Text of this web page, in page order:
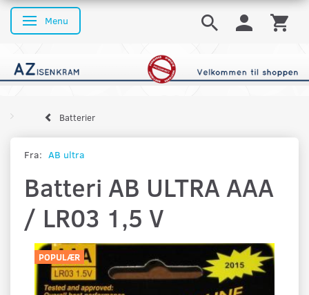
Skifte navigation
Menu
Batterier
Fra: AB ultra
Batteri AB ULTRA AAA
/ LR03 1,5 V
POPULÆR